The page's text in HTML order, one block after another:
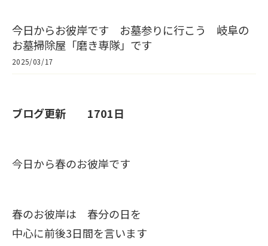
今日からお彼岸です お墓参りに行こう 岐阜の
お墓掃除屋「磨き専隊」です
2025/03/17
ブログ更新 1701日
今日から春のお彼岸です
春のお彼岸は 春分の日を
中心に前後3日間を言います